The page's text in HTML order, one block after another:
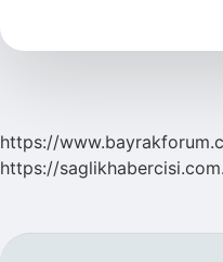
Burç
https://
https://